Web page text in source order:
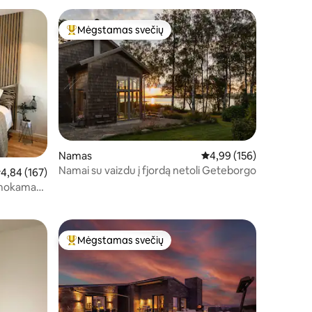
įvertinimas: 4,84 iš 5, atsiliepimų: 167
4,84 (167)
Svečių mėgstamiausias
Mėgstamas svečių
Namas Vidutinis įvertinimas:
4,99 (156)
Namai su vaizdu į fjordą netoli Geteborgo
Svečių mėgstamiausias
Mėgstamas svečių